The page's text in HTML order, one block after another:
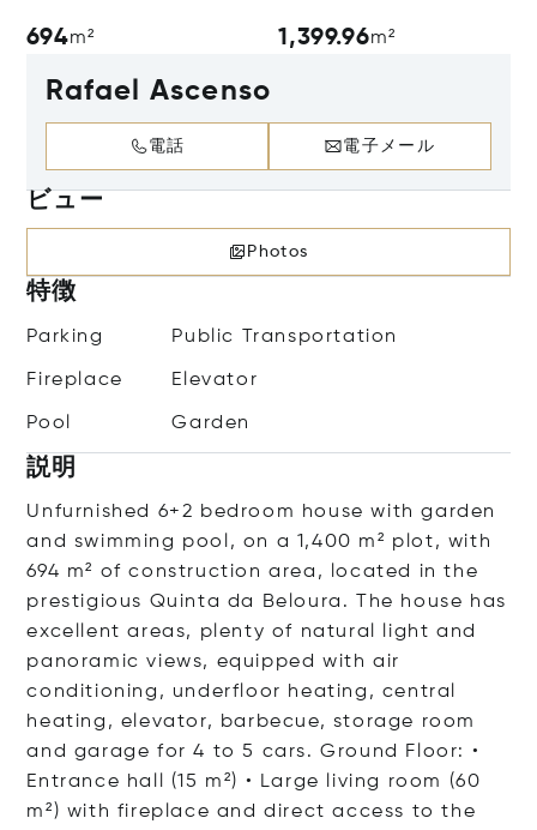
694m² 1,399.96m²
Rafael Ascenso
電話 電子メール
ビュー
Photos
特徴
Parking Public Transportation
Fireplace Elevator
Pool Garden
説明
Unfurnished 6+2 bedroom house with garden
and swimming pool, on a 1,400 m² plot, with
694 m² of construction area, located in the
prestigious Quinta da Beloura. The house has
excellent areas, plenty of natural light and
panoramic views, equipped with air
conditioning, underfloor heating, central
heating, elevator, barbecue, storage room
and garage for 4 to 5 cars. Ground Floor: •
Entrance hall (15 m²) • Large living room (60
m²) with fireplace and direct access to the